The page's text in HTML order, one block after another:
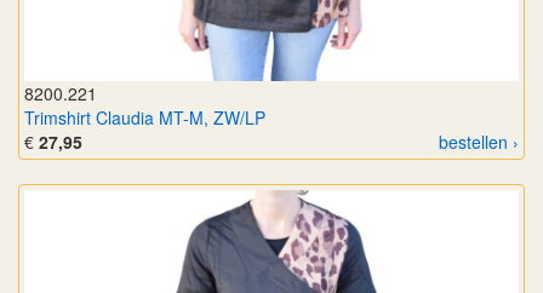
8200.221
Trimshirt Claudia MT-M, ZW/LP
bestellen ›
€ 27,95